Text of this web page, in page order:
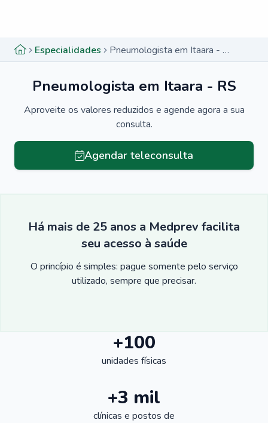
Especialidades Pneumologista em Itaara - RS
Pneumologista em Itaara - RS
Aproveite os valores reduzidos e agende agora a sua
consulta.
Agendar teleconsulta
Há mais de 25 anos a Medprev facilita
seu acesso à saúde
O princípio é simples: pague somente pelo serviço
utilizado, sempre que precisar.
+100
unidades físicas
+3 mil
clínicas e postos de